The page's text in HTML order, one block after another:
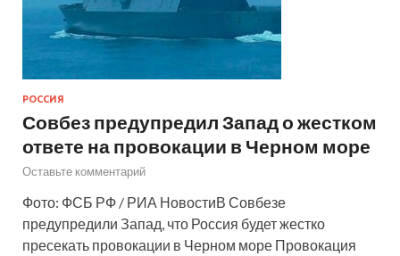
РОССИЯ
Совбез предупредил Запад о жестком
ответе на провокации в Черном море
Оставьте комментарий
Фото: ФСБ РФ / РИА НовостиВ Совбезе
предупредили Запад, что Россия будет жестко
пресекать провокации в Черном море Провокация